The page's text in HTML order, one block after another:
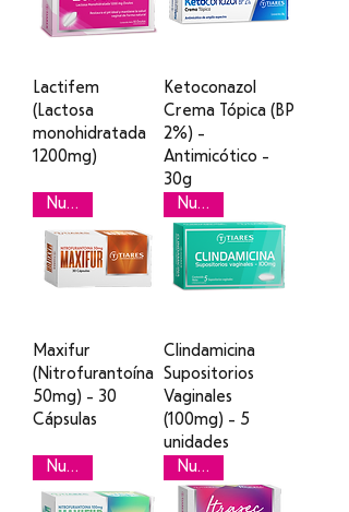
Lactifem
(Lactosa
monohidratada
1200mg)
Ketoconazol
Crema Tópica (BP
2%) -
Antimicótico -
30g
Nuevo
Maxifur
(Nitrofurantoína
50mg) - 30
Cápsulas
Nuevo
Clindamicina
Supositorios
Vaginales
(100mg) - 5
unidades
Nuevo
Nuevo